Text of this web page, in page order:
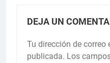
DEJA UN
Tu dirección de correo
publicada. Los